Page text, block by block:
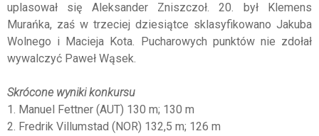
uplasował się Aleksander Zniszczoł. 20. był Klemens
Murańka, zaś w trzeciej dziesiątce sklasyfikowano Jakuba
Wolnego i Macieja Kota. Pucharowych punktów nie zdołał
wywalczyć Paweł Wąsek.
Skrócone wyniki konkursu
1. Manuel Fettner (AUT) 130 m; 130 m
2. Fredrik Villumstad (NOR) 132,5 m; 126 m